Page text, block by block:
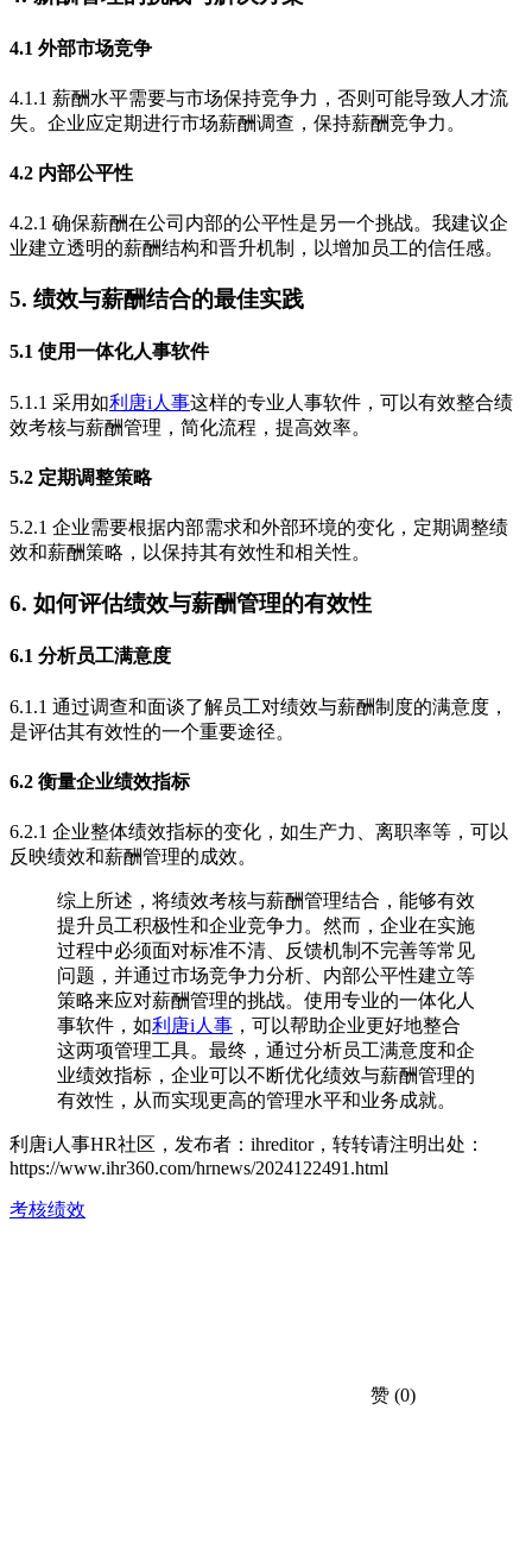
4.1 外部市场竞争
4.1.1 薪酬水平需要与市场保持竞争力，否则可能导致人才流
失。企业应定期进行市场薪酬调查，保持薪酬竞争力。
4.2 内部公平性
4.2.1 确保薪酬在公司内部的公平性是另一个挑战。我建议企
业建立透明的薪酬结构和晋升机制，以增加员工的信任感。
5. 绩效与薪酬结合的最佳实践
5.1 使用一体化人事软件
5.1.1 采用如利唐i人事这样的专业人事软件，可以有效整合绩
效考核与薪酬管理，简化流程，提高效率。
5.2 定期调整策略
5.2.1 企业需要根据内部需求和外部环境的变化，定期调整绩
效和薪酬策略，以保持其有效性和相关性。
6. 如何评估绩效与薪酬管理的有效性
6.1 分析员工满意度
6.1.1 通过调查和面谈了解员工对绩效与薪酬制度的满意度，
是评估其有效性的一个重要途径。
6.2 衡量企业绩效指标
6.2.1 企业整体绩效指标的变化，如生产力、离职率等，可以
反映绩效和薪酬管理的成效。
综上所述，将绩效考核与薪酬管理结合，能够有效
提升员工积极性和企业竞争力。然而，企业在实施
过程中必须面对标准不清、反馈机制不完善等常见
问题，并通过市场竞争力分析、内部公平性建立等
策略来应对薪酬管理的挑战。使用专业的一体化人
事软件，如利唐i人事 ，可以帮助企业更好地整合
这两项管理工具。最终，通过分析员工满意度和企
业绩效指标，企业可以不断优化绩效与薪酬管理的
有效性，从而实现更高的管理水平和业务成就。
利唐i人事HR社区，发布者：ihreditor，转转请注明出处：
https://www.ihr360.com/hrnews/2024122491.html
考核绩效
赞 (0)